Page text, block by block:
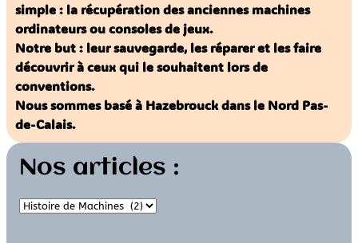
simple : la récupération des anciennes machines
ordinateurs ou consoles de jeux.
Notre but : leur sauvegarde, les réparer et les faire
découvrir à ceux qui le souhaitent lors de
conventions.
Nous sommes basé à Hazebrouck dans le Nord Pas-
de-Calais.
Nos articles :